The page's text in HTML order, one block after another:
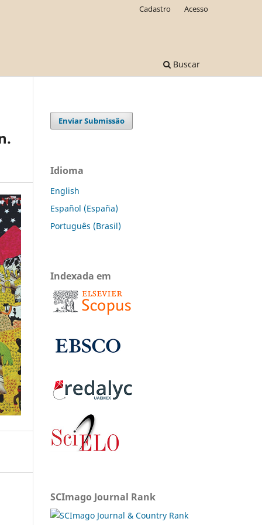
Buscar
Cadastro Acesso
Enviar Submissão
Idioma
English
Español (España)
Português (Brasil)
Indexada em
SCImago Journal Rank